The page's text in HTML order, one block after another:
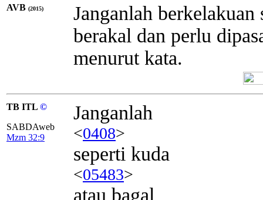
AVB (2015)
Janganlah
berakal dan perlu
menurut kata.
TB ITL ©
SABDAweb
Mzm 32:9
Janganlah
<0408>
seperti kuda
<05483>
atau bagal